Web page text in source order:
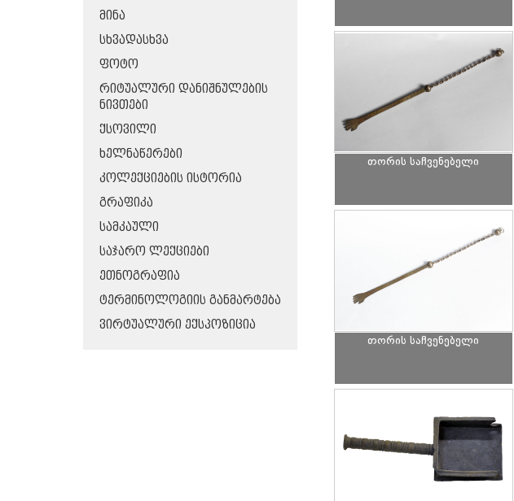
ᲛᲘᲜᲐ
ᲡᲮᲕᲐᲓᲐᲡᲮᲕᲐ
ᲤᲝᲢᲝ
ᲠᲘᲢᲣᲐᲚᲣᲠᲘ ᲓᲐᲜᲘᲨᲜᲣᲚᲔᲑᲘᲡ
ᲜᲘᲕᲗᲔᲑᲘ
ᲥᲡᲝᲕᲘᲚᲘ
ᲮᲔᲚᲜᲐᲬᲔᲠᲔᲑᲘ
ᲙᲝᲚᲔᲥᲪᲘᲔᲑᲘᲡ ᲘᲡᲢᲝᲠᲘᲐ
ᲒᲠᲐᲤᲘᲙᲐ
ᲡᲐᲛᲙᲐᲣᲚᲘ
ᲡᲐᲯᲐᲠᲝ ᲚᲔᲥᲪᲘᲔᲑᲘ
ᲔᲗᲜᲝᲒᲠᲐᲤᲘᲐ
ᲢᲔᲠᲛᲘᲜᲝᲚᲝᲒᲘᲘᲡ ᲒᲐᲜᲛᲐᲠᲢᲔᲑᲐ
ᲕᲘᲠᲢᲣᲐᲚᲣᲠᲘ ᲔᲥᲡᲞᲝᲖᲘᲪᲘᲐ
თორის საჩვენებელი
თორის საჩვენებელი